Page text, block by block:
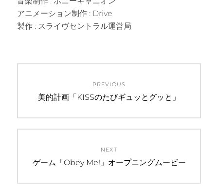
アニメーション制作 : Drive
製作 : スライヴセントラル運営局
ナ
ビ
PREVIOUS
Previous
美的計画「KISSのたびギュッとグッと」
NEXT
Next
ゲーム「Obey Me!」オープニングムービー